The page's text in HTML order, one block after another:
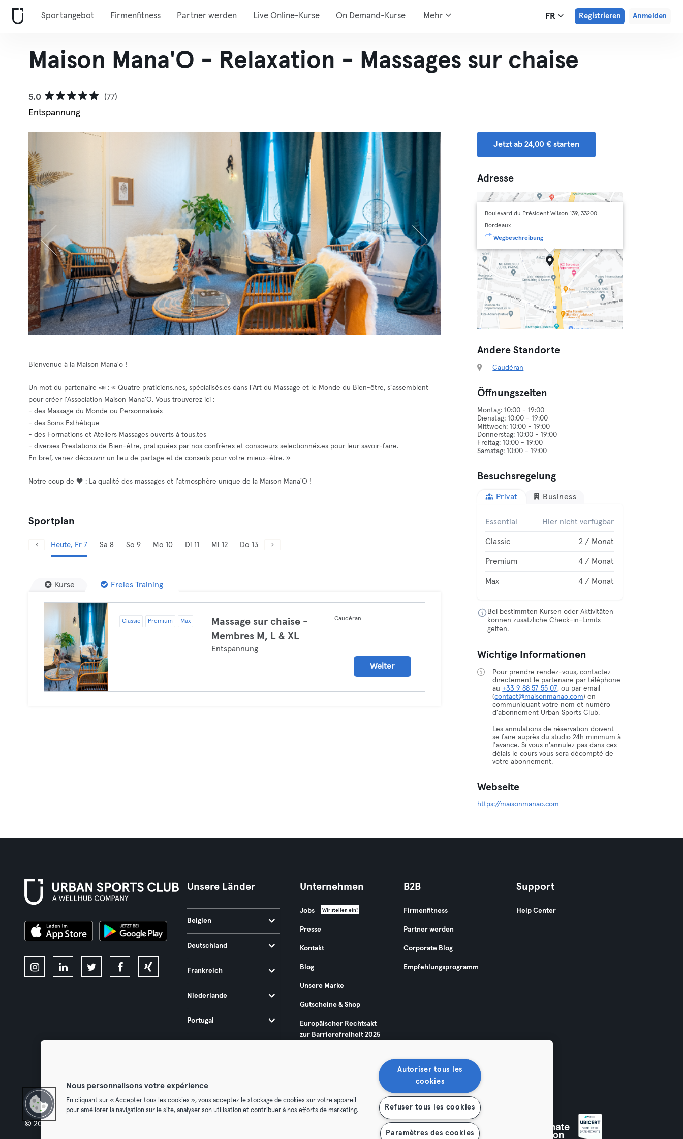
Sportangebot Firmenfitness Partner werden Live Online-Kurse On Demand-Kurse Mehr FR Registrieren Anmelden
Maison Mana'O - Relaxation - Massages sur chaise
5.0
(77)
Entspannung
Bienvenue à la Maison Mana'o !
Un mot du partenaire 📣 : « Quatre praticiens.nes, spécialisés.es dans l’Art du Massage et le Monde du Bien-être, s’assemblent
pour créer l’Association Maison Mana’O. Vous trouverez ici :
- des Massage du Monde ou Personnalisés
- des Soins Esthétique
- des Formations et Ateliers Massages ouverts à tous.tes
- diverses Prestations de Bien-être, pratiquées par nos confrères et consoeurs selectionnés.es pour leur savoir-faire.
En bref, venez découvrir un lieu de partage et de conseils pour votre mieux-être. »
Notre coup de 🖤 : La qualité des massages et l'atmosphère unique de la Maison Mana'O !
Sportplan
Heute, Fr 7 Sa 8 So 9 Mo 10 Di 11 Mi 12 Do 13
Kurse Freies Training
Classic Premium Max
Massage sur chaise -
Membres M, L & XL
Entspannung
Caudéran
Weiter
Jetzt ab 24,00 € starten
Adresse
Boulevard du Président Wilson 139, 33200
Bordeaux
Wegbeschreibung
Andere Standorte
Caudéran
Öffnungszeiten
Montag: 10:00 - 19:00
Dienstag: 10:00 - 19:00
Mittwoch: 10:00 - 19:00
Donnerstag: 10:00 - 19:00
Freitag: 10:00 - 19:00
Besuchsregelung
Privat Business
Essential Hier nicht verfügbar
Classic 2 / Monat
Premium 4 / Monat
Max 4 / Monat
Bei bestimmten Kursen oder Aktivitäten
können zusätzliche Check-in-Limits
gelten.
Wichtige Informationen
Pour prendre rendez-vous, contactez
directement le partenaire par téléphone
au +33 9 88 57 55 07, ou par email
(contact@maisonmanao.com) en
communiquant votre nom et numéro
d'abonnement Urban Sports Club.
Les annulations de réservation doivent
se faire auprès du studio 24h minimum à
l’avance. Si vous n'annulez pas dans ces
délais le cours vous sera décompté de
votre abonnement.
Webseite
https://maisonmanao.com
Unsere Länder
Belgien
Deutschland
Frankreich
Niederlande
Portugal
Unternehmen
Jobs Wir stellen ein!
Presse
Kontakt
Blog
Unsere Marke
Gutscheine & Shop
Europäischer Rechtsakt
zur Barrierefreiheit 2025
B2B
Firmenfitness
Partner werden
Corporate Blog
Empfehlungsprogramm
Support
Help Center
© 2026 Urban Sports Group GmbH. All rights reserved. Vertrag hier kündigen Hier Verträge widerrufen
Nous personnalisons votre expérience
En cliquant sur « Accepter tous les cookies », vous acceptez le stockage de cookies sur votre appareil
pour améliorer la navigation sur le site, analyser son utilisation et contribuer à nos efforts de marketing.
Autoriser tous les
cookies
Refuser tous les cookies
Paramètres des cookies